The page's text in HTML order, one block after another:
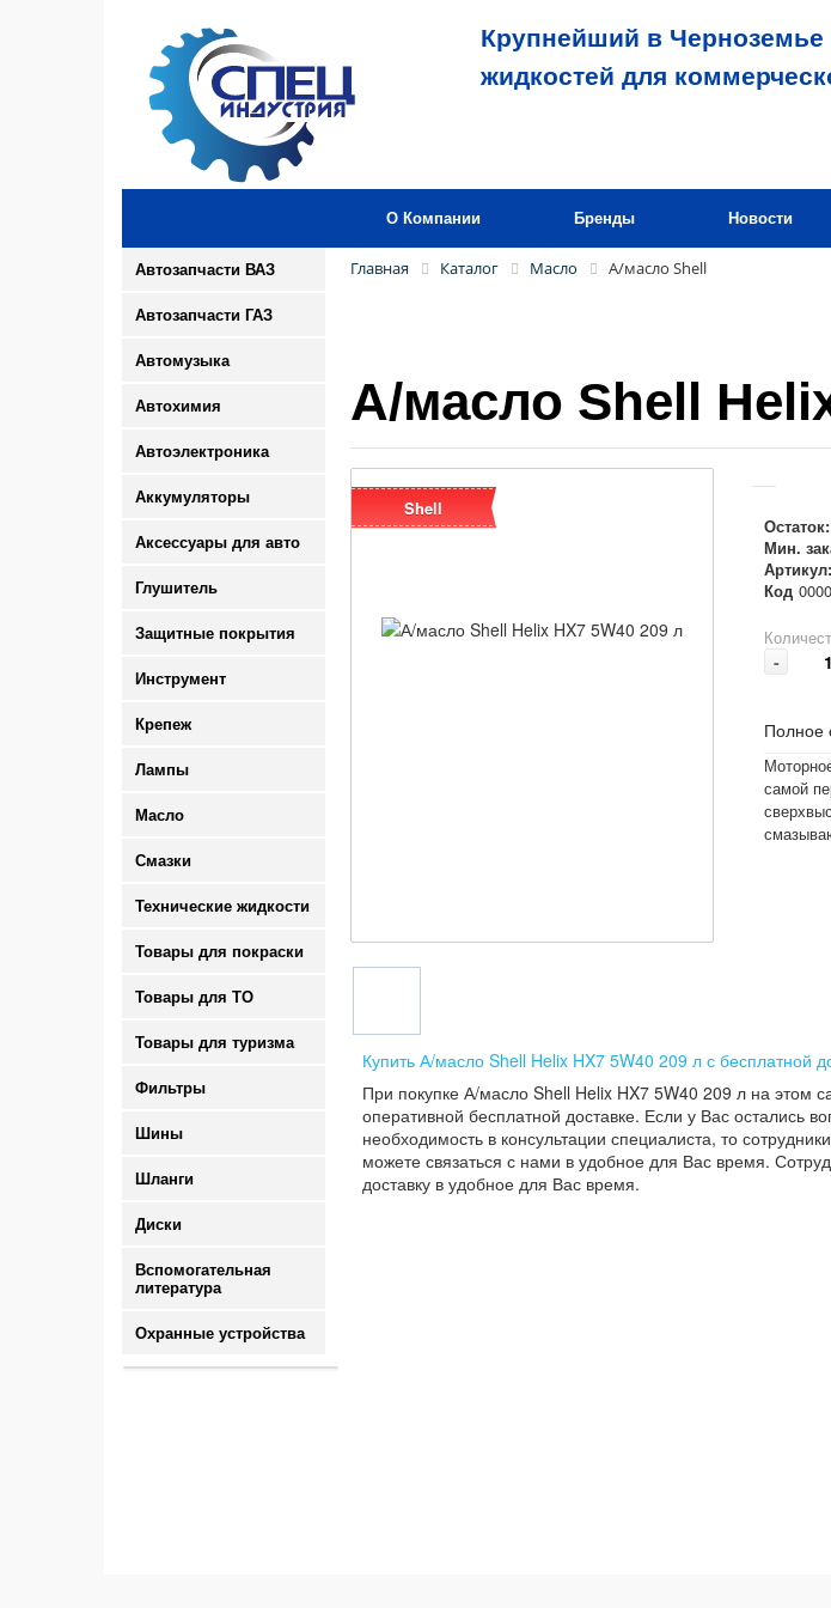
Крупнейший в Черноземье
жидкостей для
О Компании Бренды Новости
Автозапчасти ВАЗ
Автозапчасти ГАЗ
Автомузыка
Автохимия
Автоэлектроника
Аккумуляторы
Аксессуары для авто
Глушитель
Защитные покрытия
Инструмент
Крепеж
Лампы
Масло
Смазки
Технические жидкости
Товары для покраски
Товары для ТО
Товары для туризма
Фильтры
Шины
Шланги
Диски
Вспомогательная
литература
Охранные устройства
Главная Каталог Масло А/масло Shell
А/масло Shell
Shell
Остаток:
Мин.
Артикул:
Код
-
Полное
самой
Купить А/масло Shell Helix HX7 5W40 209 л с бесплатной
При покупке А/масло Shell Helix HX7 5W40 209 л на этом
оперативной бесплатной доставке. Если у Вас остались
необходимость в консультации специалиста, то
можете связаться с нами в удобное для Вас время.
доставку в удобное для Вас время.